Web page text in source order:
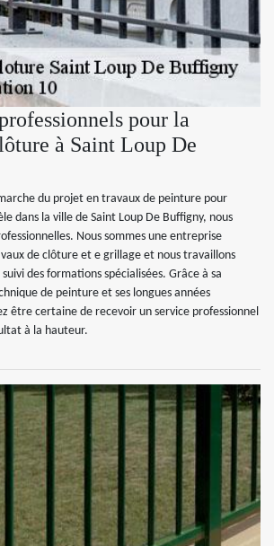
pour la
à Saint Loup De
du projet en travaux de peinture pour
dans la ville de Saint Loup De Buffigny, nous
Nous sommes une entreprise
de clôture et e grillage et nous travaillons
des formations spécialisées. Grâce à sa
de peinture et ses longues années
être certaine de recevoir un service professionnel
à la hauteur.